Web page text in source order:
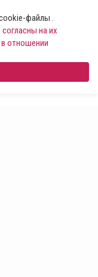
файлы .
согласны на их
отношении